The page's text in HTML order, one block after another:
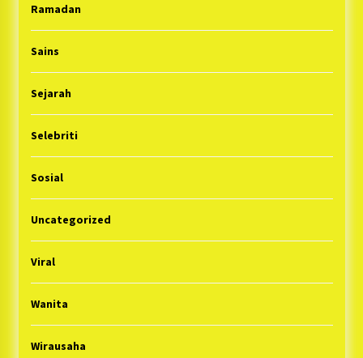
Ramadan
Sains
Sejarah
Selebriti
Sosial
Uncategorized
Viral
Wanita
Wirausaha